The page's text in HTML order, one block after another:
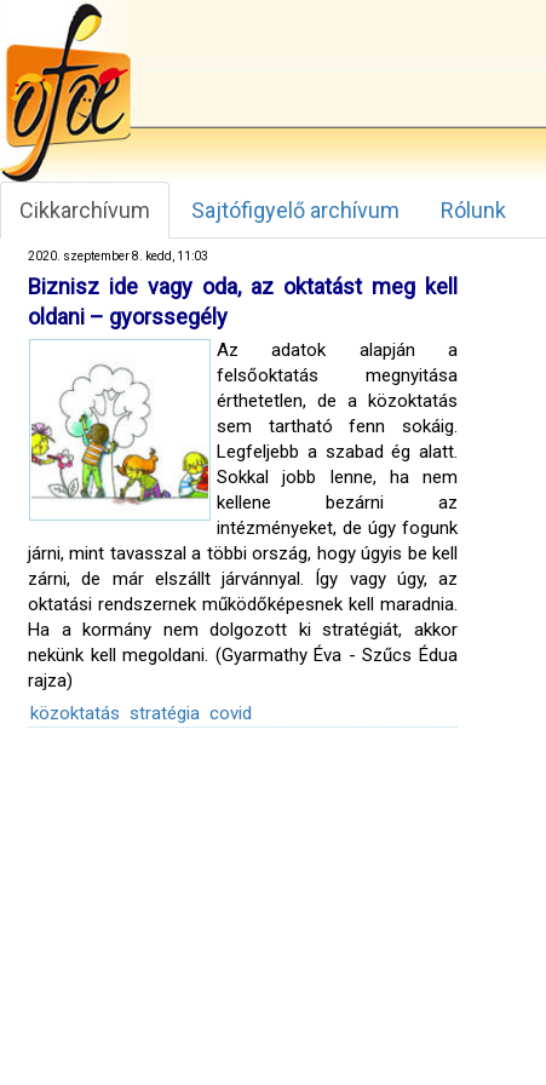
Cikkarchívum Sajtófigyelő archívum Rólunk
2020. szeptember 8. kedd, 11:03
Biznisz ide vagy oda, az oktatást meg kell
oldani – gyorssegély
Az adatok alapján a
felsőoktatás megnyitása
érthetetlen, de a közoktatás
sem tartható fenn sokáig.
Legfeljebb a szabad ég alatt.
Sokkal jobb lenne, ha nem
kellene bezárni az
intézményeket, de úgy fogunk
járni, mint tavasszal a többi ország, hogy úgyis be kell
zárni, de már elszállt járvánnyal. Így vagy úgy, az
oktatási rendszernek működőképesnek kell maradnia.
Ha a kormány nem dolgozott ki stratégiát, akkor
nekünk kell megoldani. (Gyarmathy Éva - Szűcs Édua
rajza)
közoktatás stratégia covid